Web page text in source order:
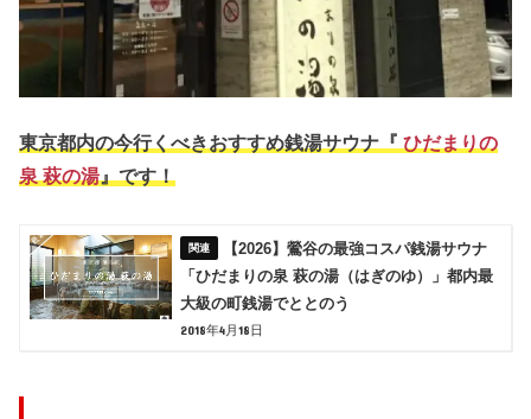
東京都内の今行くべきおすすめ銭湯サウナ『 ひだまりの
泉 萩の湯』です！
【2026】鶯谷の最強コスパ銭湯サウナ
「ひだまりの泉 萩の湯（はぎのゆ）」都内最
大級の町銭湯でととのう
2018年4月18日